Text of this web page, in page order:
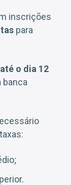
inscrições
para
até o dia 12
banca